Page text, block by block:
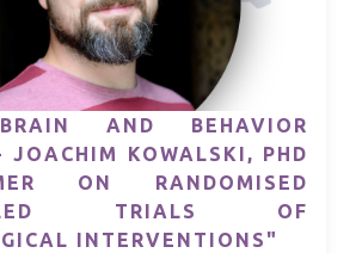
AND BEHAVIOR
JOACHIM KOWALSKI, PHD
ON RANDOMISED
TRIALS OF
INTERVENTIONS"